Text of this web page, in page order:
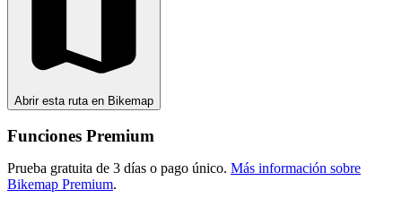
Abrir esta ruta en Bikemap
Funciones Premium
Prueba gratuita de 3 días o pago único. Más información sobre
Bikemap Premium.